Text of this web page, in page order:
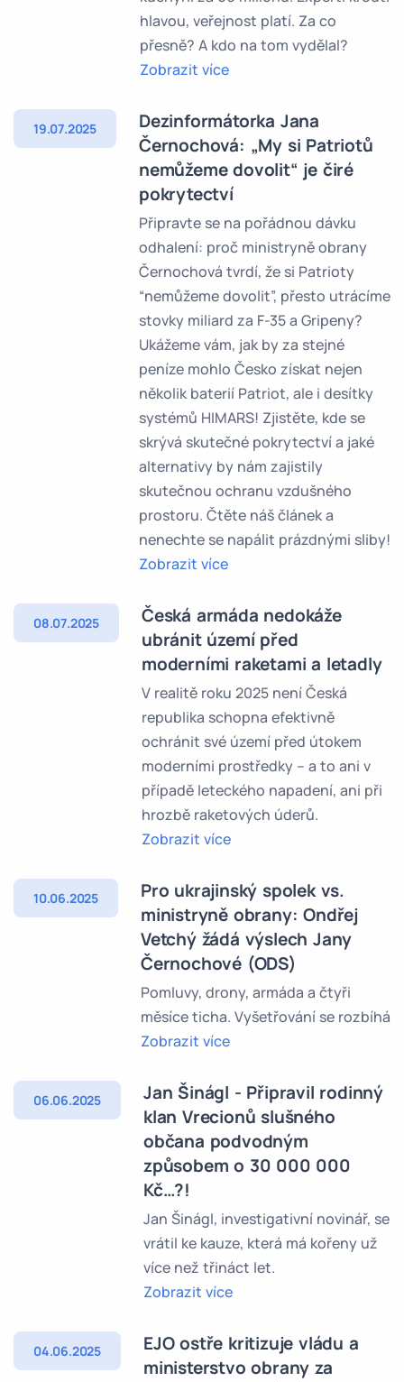
hlavou, veřejnost platí. Za co
přesně? A kdo na tom vydělal?
Zobrazit více
19.07.2025
Dezinformátorka Jana
Černochová: „My si Patriotů
nemůžeme dovolit“ je čiré
pokrytectví
Připravte se na pořádnou dávku
odhalení: proč ministryně obrany
Černochová tvrdí, že si Patrioty
“nemůžeme dovolit”, přesto utrácíme
stovky miliard za F-35 a Gripeny?
Ukážeme vám, jak by za stejné
peníze mohlo Česko získat nejen
několik baterií Patriot, ale i desítky
systémů HIMARS! Zjistěte, kde se
skrývá skutečné pokrytectví a jaké
alternativy by nám zajistily
skutečnou ochranu vzdušného
prostoru. Čtěte náš článek a
nenechte se napálit prázdnými sliby!
Zobrazit více
08.07.2025
Česká armáda nedokáže
ubránit území před
moderními raketami a letadly
V realitě roku 2025 není Česká
republika schopna efektivně
ochránit své území před útokem
moderními prostředky – a to ani v
případě leteckého napadení, ani při
hrozbě raketových úderů.
Zobrazit více
10.06.2025
Pro ukrajinský spolek vs.
ministryně obrany: Ondřej
Vetchý žádá výslech Jany
Černochové (ODS)
Pomluvy, drony, armáda a čtyři
měsíce ticha. Vyšetřování se rozbíhá
Zobrazit více
06.06.2025
Jan Šinágl - Připravil rodinný
klan Vrecionů slušného
občana podvodným
způsobem o 30 000 000
Kč…?!
Jan Šinágl, investigativní novinář, se
vrátil ke kauze, která má kořeny už
více než třináct let.
Zobrazit více
04.06.2025
EJO ostře kritizuje vládu a
ministerstvo obrany za